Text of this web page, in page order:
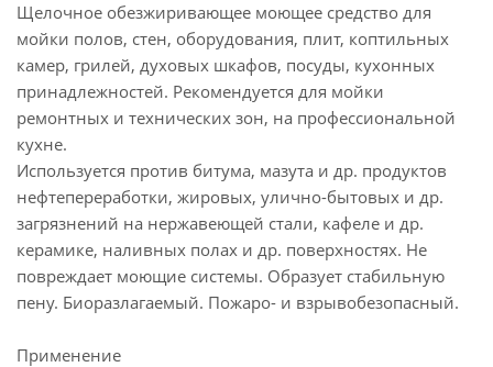
Щелочное обезжиривающее моющее средство для
мойки полов, стен, оборудования, плит, коптильных
камер, грилей, духовых шкафов, посуды, кухонных
принадлежностей. Рекомендуется для мойки
ремонтных и технических зон, на профессиональной
кухне.
Используется против битума, мазута и др. продуктов
нефтепереработки, жировых, улично-бытовых и др.
загрязнений на нержавеющей стали, кафеле и др.
керамике, наливных полах и др. поверхностях. Не
повреждает моющие системы. Образует стабильную
пену. Биоразлагаемый. Пожаро- и взрывобезопасный.
Применение